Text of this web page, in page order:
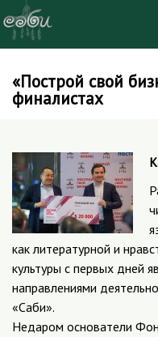
Skip«Построй свой
финалистах
как литературной и
культуры с первых дней
направлениями
«Саби».
Недаром основатели